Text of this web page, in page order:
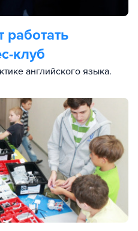
клуб
английского языка.